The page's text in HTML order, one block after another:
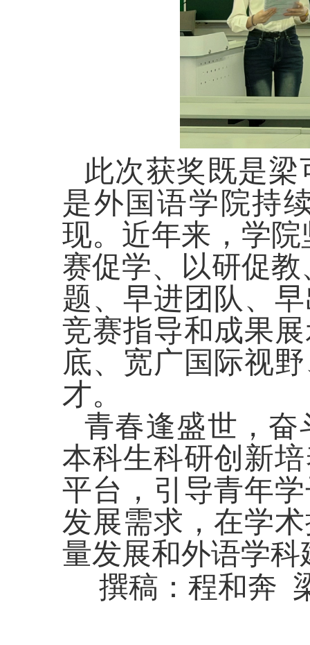
此次获奖既是
是外国语学院持
现。近年来，学
赛促学、以研促
题、早进团队、
竞赛指导和成果
底、宽广国际视
才。
青春逢盛世，
本科生科研创新
平台，引导青年
发展需求，在学
量发展和外语学
撰稿：程和奔